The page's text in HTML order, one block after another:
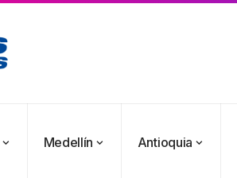
Medellín Antioquia